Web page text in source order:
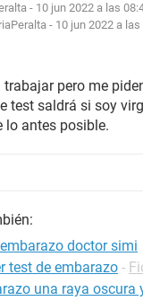
- 10 jun 2022 a las
- 10 jun 2022 a las
trabajar pero me
test saldrá si soy
lo antes posible.
doctor simi
test de embarazo -
una raya oscura